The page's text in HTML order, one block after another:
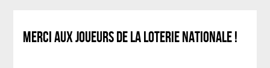
MERCI AUX JOUEURS DE LA LOTERIE NATIONALE !